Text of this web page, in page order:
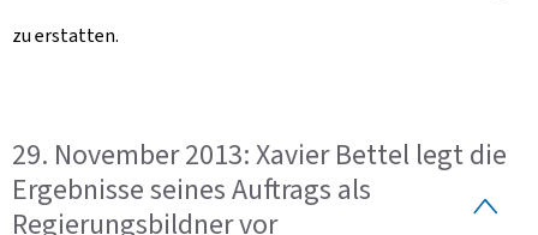
zu erstatten.
29. November 2013: Xavier Bettel legt die
Ergebnisse seines Auftrags als
Regierungsbildner vor